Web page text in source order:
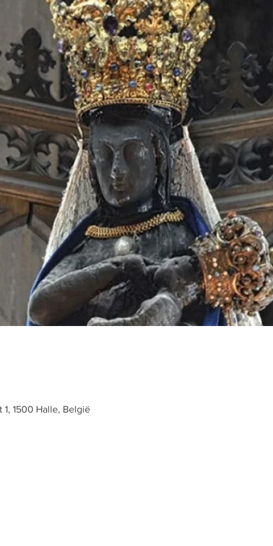
1, 1500 Halle, België